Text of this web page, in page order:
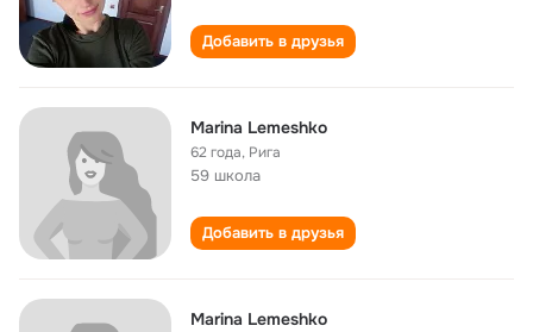
Добавить в друзья
Marina Lemeshko
62 года, Рига
59 школа
Добавить в друзья
Marina Lemeshko